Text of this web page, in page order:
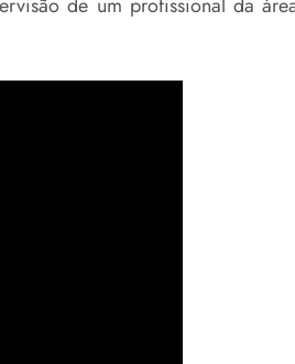
de um profissional da